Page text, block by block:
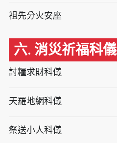
祖先分火安座
六. 消災祈福科儀
討糧求財科儀
天羅地網科儀
祭送小人科儀